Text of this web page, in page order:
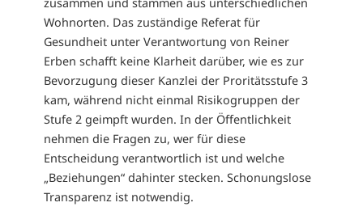
Wohnorten. Das zuständige Referat für
Gesundheit unter Verantwortung von Reiner
Erben schafft keine Klarheit darüber, wie es zur
Bevorzugung dieser Kanzlei der Proritätsstufe 3
kam, während nicht einmal Risikogruppen der
Stufe 2 geimpft wurden. In der Öffentlichkeit
nehmen die Fragen zu, wer für diese
Entscheidung verantwortlich ist und welche
„Beziehungen“ dahinter stecken. Schonungslose
Transparenz ist notwendig.